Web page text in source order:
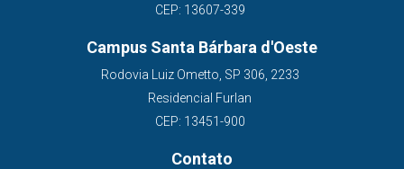
CEP: 13607-339
Campus Santa Bárbara d'Oeste
Rodovia Luiz Ometto, SP 306, 2233
Residencial Furlan
CEP: 13451-900
Contato